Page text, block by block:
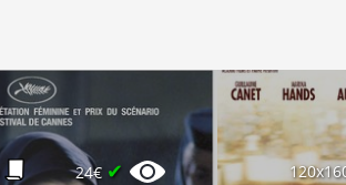
24€ ✔